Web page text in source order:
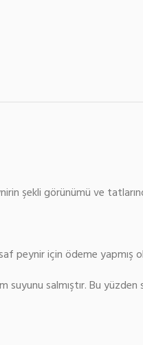
şekli görünümü ve
peynir için ödeme yapmış
salmıştır. Bu yüzden